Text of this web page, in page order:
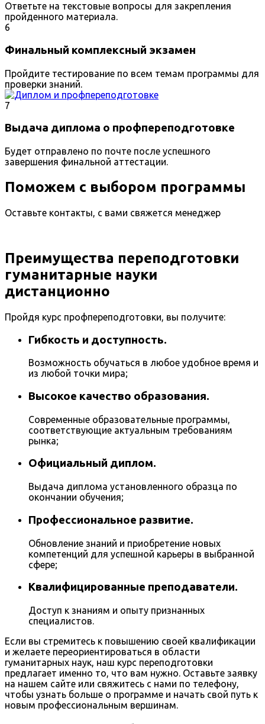
Ответьте на текстовые вопросы для закрепления
пройденного материала.
6
Финальный комплексный экзамен
Пройдите тестирование по всем темам программы для
проверки знаний.
7
Выдача диплома о профпереподготовке
Будет отправлено по почте после успешного
завершения финальной аттестации.
Поможем с выбором программы
Оставьте контакты, с вами свяжется менеджер
Преимущества переподготовки
гуманитарные науки
дистанционно
Пройдя курс профпереподготовки, вы получите:
Гибкость и доступность.
Возможность обучаться в любое удобное время и
из любой точки мира;
Высокое качество образования.
Современные образовательные программы,
соответствующие актуальным требованиям
рынка;
Официальный диплом.
Выдача диплома установленного образца по
окончании обучения;
Профессиональное развитие.
Обновление знаний и приобретение новых
компетенций для успешной карьеры в выбранной
сфере;
Квалифицированные преподаватели.
Доступ к знаниям и опыту признанных
специалистов.
Если вы стремитесь к повышению своей квалификации
и желаете переориентироваться в области
гуманитарных наук, наш курс переподготовки
предлагает именно то, что вам нужно. Оставьте заявку
на нашем сайте или свяжитесь с нами по телефону,
чтобы узнать больше о программе и начать свой путь к
новым профессиональным вершинам.